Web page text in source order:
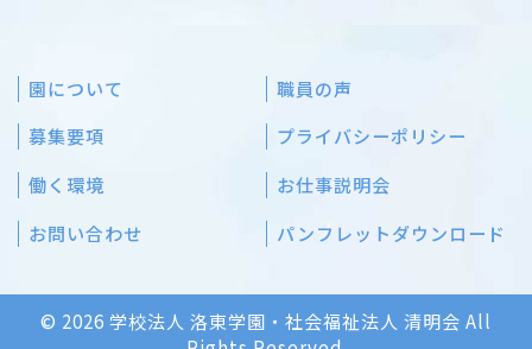
園について
職員の声
募集要項
プライバシーポリシー
働く環境
お仕事説明会
お問い合わせ
パンフレットダウンロード
© 2026 学校法人 洛東学園・社会福祉法人 清明会 All